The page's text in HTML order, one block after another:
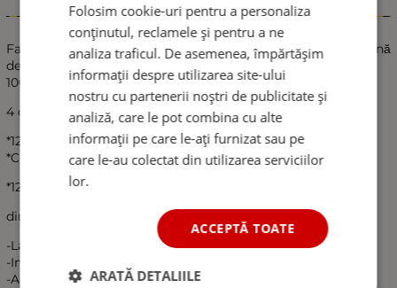
Informații
Far cu LED stânga intermitent, potrivit pentru tractor, mașină
de recoltat, excavator, plug de zăpadă, etc. - 4 diode, 12W,
1000lm
4 diode
*12V - 24V (tensiune multiplă)
*Cu cabluri și priză cu 3 pini
*12W, 1000 lm per far
dimensiuni:
-Latime: 165 mm
-Inaltime: 120 mm
-Adancime: 125 mm
Folosim cookie-uri pentru a personaliza
conținutul, reclamele și pentru a ne
analiza traficul. De asemenea, împărtășim
informații despre utilizarea site-ului
nostru cu partenerii noștri de publicitate și
analiză, care le pot combina cu alte
informații pe care le-ați furnizat sau pe
care le-au colectat din utilizarea serviciilor
lor.
ACCEPTĂ TOATE
ARATĂ DETALIILE